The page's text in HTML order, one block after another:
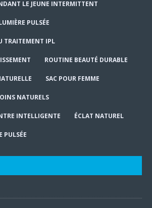
LE JEUNE INTERMITTENT
PULSÉE
TRAITEMENT IPL
ROUTINE BEAUTÉ DURABLE
SAC POUR FEMME
NATURELS
INTELLIGENTE ÉCLAT NATUREL
PULSÉE